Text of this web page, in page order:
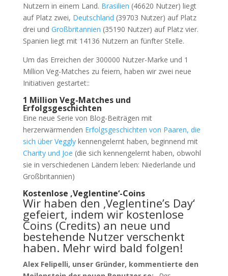
Nutzern in einem Land. Brasilien (46620 Nutzer) liegt
auf Platz zwei, Deutschland (39703 Nutzer) auf Platz
drei und Großbritannien (35190 Nutzer) auf Platz vier.
Spanien liegt mit 14136 Nutzern an fünfter Stelle.
Um das Erreichen der 300000 Nutzer-Marke und 1
Million Veg-Matches zu feiern, haben wir zwei neue
Initiativen gestartet::
1 Million Veg-Matches und
Erfolgsgeschichten
Eine neue Serie von Blog-Beiträgen mit
herzerwärmenden Erfolgsgeschichten von Paaren, die
sich über Vegglykennengelernt haben, beginnend mit
Charity und Joe (die sich kennengelernt haben, obwohl
sie in verschiedenen Ländern leben: Niederlande und
Großbritannien)
Kostenlose ‚Veglentine‘-Coins
Wir haben den ‚Veglentine’s Day‘
gefeiert, indem wir kostenlose
Coins (Credits) an neue und
bestehende Nutzer verschenkt
haben. Mehr wird bald folgen!
Alex Felipelli, unser Gründer, kommentierte den